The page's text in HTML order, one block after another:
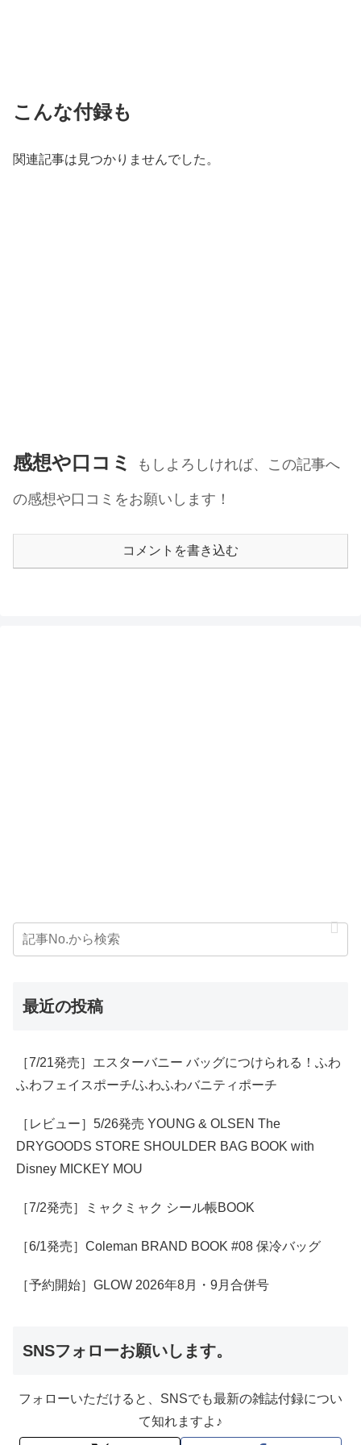
こんな付録も
関連記事は見つかりませんでした。
感想や口コミ
もしよろしければ、この記事へ
の感想や口コミをお願いします！
コメントを書き込む
最近の投稿
［7/21発売］エスターバニー バッグにつけられる！ふわ
ふわフェイスポーチ/ふわふわバニティポーチ
［レビュー］5/26発売 YOUNG & OLSEN The
DRYGOODS STORE SHOULDER BAG BOOK with
Disney MICKEY MOU
［7/2発売］ミャクミャク シール帳BOOK
［6/1発売］Coleman BRAND BOOK #08 保冷バッグ
［予約開始］GLOW 2026年8月・9月合併号
SNSフォローお願いします。
フォローいただけると、SNSでも最新の雑誌付録につい
て知れますよ♪